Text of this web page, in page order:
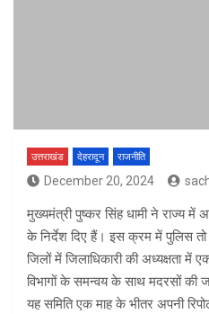
उत्तराखंड देहरादून राजनीति
December 20, 2024
मुख्यमंत्री पुष्कर सिंह धामी ने राज्य
के निर्देश दिए हैं। इस क्रम में पुलिस
जिलों में जिलाधिकारी की अध्यक्षता में
विभागों के समन्वय के साथ मदरसों की
यह समिति एक माह के भीतर अपनी